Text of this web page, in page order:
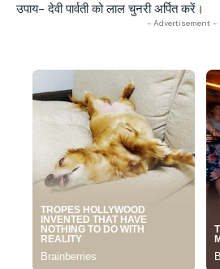
उपाय- देवी पार्वती को लाल चुनरी अर्पित करें।
- Advertisement -